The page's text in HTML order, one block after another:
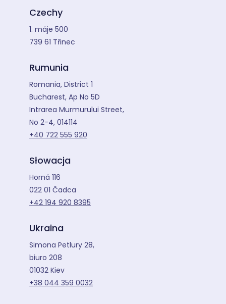
Czechy
1. máje 500
739 61 Třinec
Rumunia
Romania, District 1
Bucharest, Ap No 5D
Intrarea Murmurului Street,
No 2-4, 014114
+40 722 555 920
Słowacja
Horná 116
022 01 Čadca
+42 194 920 8395
Ukraina
Simona Petlury 28,
biuro 208
01032 Kiev
+38 044 359 0032